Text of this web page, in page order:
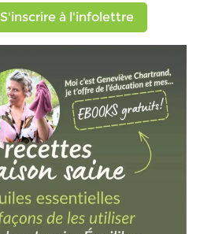
S'inscrire à l'infolettre